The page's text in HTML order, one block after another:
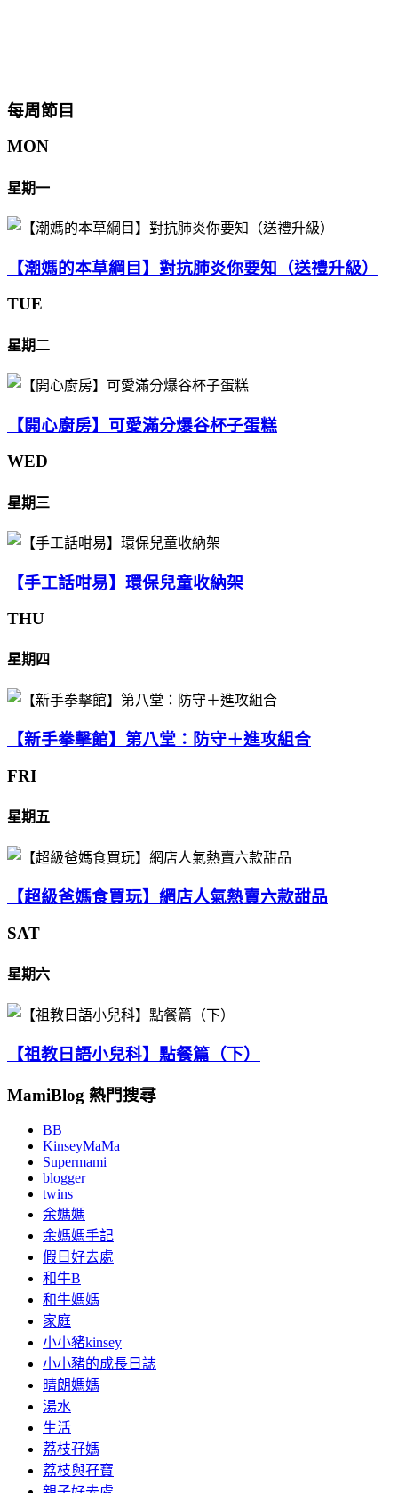
每周節目
MON
星期一
【潮媽的本草綱目】對抗肺炎你要知（送禮升級）
TUE
星期二
【開心廚房】可愛滿分爆谷杯子蛋糕
WED
星期三
【手工話咁易】環保兒童收納架
THU
星期四
【新手拳擊館】第八堂：防守＋進攻組合
FRI
星期五
【超級爸媽食買玩】網店人氣熱賣六款甜品
SAT
星期六
【祖教日語小兒科】點餐篇（下）
MamiBlog 熱門搜尋
BB
KinseyMaMa
Supermami
blogger
twins
余媽媽
余媽媽手記
假日好去處
和牛B
和牛媽媽
家庭
小小豬kinsey
小小豬的成長日誌
晴朗媽媽
湯水
生活
荔枝孖媽
荔枝與孖寶